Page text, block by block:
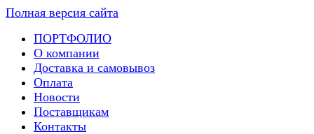
Полная версия сайта
ПОРТФОЛИО
О компании
Доставка и самовывоз
Оплата
Новости
Поставщикам
Контакты